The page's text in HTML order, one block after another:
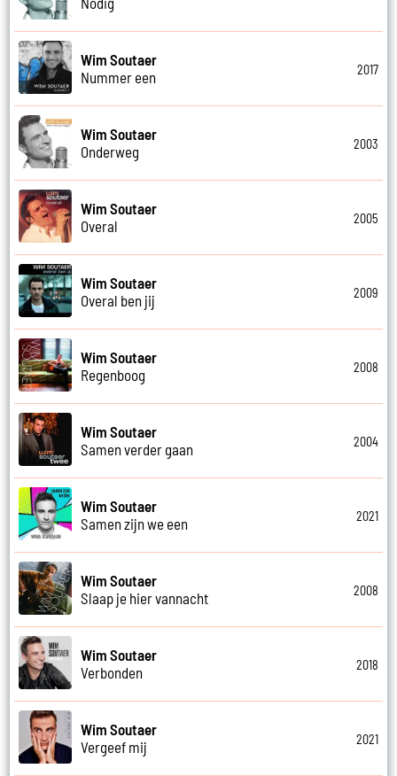
Wim Soutaer
Nummer een
2017
Wim Soutaer
Onderweg
2003
Wim Soutaer
Overal
2005
Wim Soutaer
Overal ben jij
2009
Wim Soutaer
Regenboog
2008
Wim Soutaer
Samen verder gaan
2004
Wim Soutaer
Samen zijn we een
2021
Wim Soutaer
Slaap je hier vannacht
2008
Wim Soutaer
Verbonden
2018
Wim Soutaer
Vergeef mij
2021